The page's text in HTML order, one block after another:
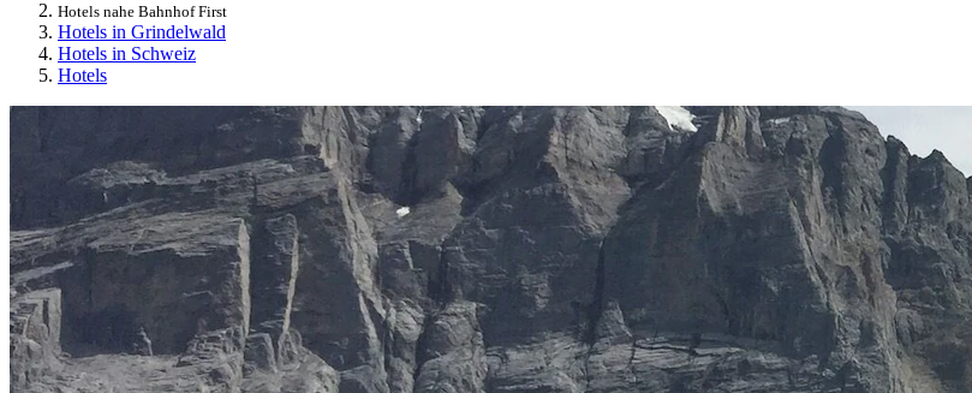
Hotels nahe Bahnhof First
Hotels in Grindelwald
Hotels in Schweiz
Hotels